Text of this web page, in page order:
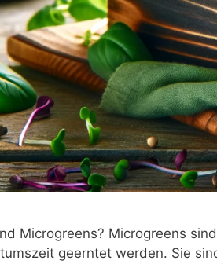
Microgreens? Microgreens
geerntet werden. Sie